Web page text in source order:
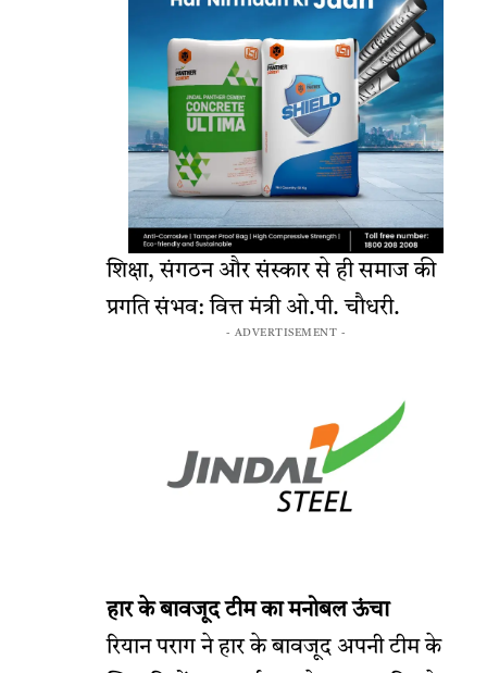
शिक्षा, संगठन और संस्कार से ही समाज की
प्रगति संभव: वित्त मंत्री ओ.पी. चौधरी.
- ADVERTISEMENT -
हार के बावजूद टीम का मनोबल ऊंचा
रियान पराग ने हार के बावजूद अपनी टीम के